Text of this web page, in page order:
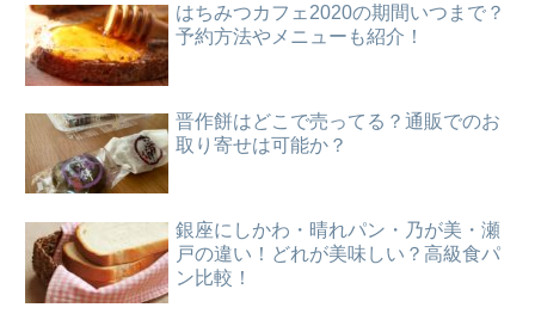
はちみつカフェ2020の期間いつまで？
予約方法やメニューも紹介！
晋作餅はどこで売ってる？通販でのお
取り寄せは可能か？
銀座にしかわ・晴れパン・乃が美・瀬
戸の違い！どれが美味しい？高級食パ
ン比較！